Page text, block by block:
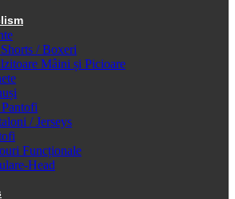
/ Boxeri
Mâini și Picioare
/ Jerseys
Funcționale
Head